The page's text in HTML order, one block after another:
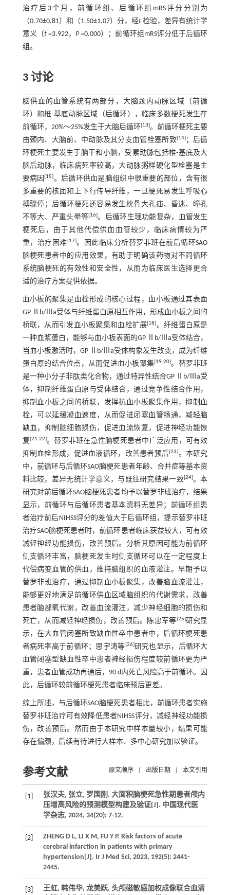
治疗后3个月，前循环组、后循环组mRS评分分别为
（0.70±0.81）和（1.50±1.07）分，经t 检验，差异有统计学
意义（t=3.922，P=0.000）；前循环组mRS评分低于后循环
组。
3 讨论
脑供血的血管系统有两部分，大脑颈内动脉区域（前循
环）和椎-基底动脉区域（后循环），临床多数梗死发生在
前循环，20%～25%发生于大脑后循环[13]。前循环梗死主要
由颈内、大脑前、中动脉及其分支血管栓塞所致[14]；后循
环梗死主要发生于脑干和小脑，受累动脉包括椎-基底及大
脑后动脉，临床病死率较高，大动脉粥样硬化型栓塞是主
要病因[15]。后循环供血是脑组织中很重要的部位，含有很
多重要的核团和上下行传导纤维，一旦梗死易发生呼吸心
搏骤停；后循环梗死还容易发生枕骨大孔疝、昏迷、瞳孔
不等大、严重头晕等[16]。后循环生理功能复杂，血管发生
梗死后，由于其他代偿供血血管较少，临床病情较为严
重，治疗困难[17]。因此临床分析替罗非班在前后循环SAO
脑梗死患者中的应用效果，有助于明确该药物对不同循环
系统脑梗死的有效性和安全性，从而为临床医生选择更合
适的治疗方案提供依据。
血小板的聚集是血栓形成的核心过程，血小板通过其表面
GP Ⅱb/Ⅲa受体与纤维蛋白原相互作用，形成血小板之间的
桥联，从而引发血小板聚集和血栓扩展[18]。纤维蛋白原是
一种血浆蛋白，能够与血小板表面的GP Ⅱb/Ⅲa受体结合，
当血小板激活时，GP Ⅱb/Ⅲa受体构象发生改变，成为纤维
蛋白原的结合位点，从而促进血小板聚集[19-20]。替罗非班
是一种小分子非肽类化合物，通过特异性结合GP Ⅱb/Ⅲa受
体，抑制纤维蛋白原与受体结合，通过竞争性结合作用，
抑制血小板之间的桥联，发挥抗血小板聚集作用，抑制血
栓，可以延缓凝血速度，从而促进闭塞血管畅通，减轻脑
缺血，抑制脑细胞损伤，促进血流恢复，促进神经功能恢
复 [21-22]。替罗非班在急性脑梗死患者中广泛应用，可有效
抑制血栓形成，促进血液循环，改善患者预后[23]。本研究
中，前循环与后循环SAO脑梗死患者年龄、合并症等基本资
料比较，差异无统计学意义，与既往研究结果一致[24]。本
研究对前后循环SAO脑梗死患者均予以替罗非班治疗，结果
显示，前循环与后循环患者基本资料无差异；前循环组患
者治疗前后NIHSS评分的差值大于后循环组，提示替罗非班
治疗SAO脑梗死患者时，前循环患者临床获益较大，可有效
减轻神经功能损伤，改善预后。分析其原因可能为前循环
侧支循环丰富，脑梗死发生时侧支循环可以在一定程度上
代偿病变血管的供血，维持脑组织的血液灌注。早期予以
替罗非班治疗，通过抑制血小板聚集，改善脑血流灌注，
能够更好地满足前循环供血区域脑组织的代谢需求，改善
患者脑部氧代谢，改善血流灌注，减少神经细胞的损伤和
死亡，从而减轻神经损伤，改善预后。陈忠军等[25]研究显
示，在大血管闭塞所致缺血性卒中患者中，后循环梗死患
者病死率高于前循环；思宇涛等[26]研究也显示，后循环大
血管闭塞型缺血性卒中患者神经损伤程度较前循环更为严
重，患者血管成功再通后，90 d内死亡风险高于前循环。因
此，后循环较前循环梗死患者临床预后更差。
综上所述，与后循环SAO脑梗死患者相比，前循环患者实施
替罗非班治疗可有效降低患者NIHSS评分，减轻神经功能损
伤，改善预后。然而由于本研究中样本量较小，结果可能
存在偏颇，后续有待进行大样本、多中心研究加以验证。
参考文献 原文顺序 出版日期 本文引用
[1]
张汉夫, 张立, 罗国刚. 大面积脑梗死急性期患者颅内
压增高风险的预测模型构建及验证[J]. 中国现代医
学杂志, 2024, 34(20): 7-12.
[2]
ZHENG D L, LI X M, FU Y P. Risk factors of acute
cerebral infarction in patients with primary
hypertension[J]. Ir J Med Sci, 2023, 192(5): 2441-
2445.
[3]
王虹, 韩伟华, 龙美跃, 头颅磁敏感加权成像联合血清